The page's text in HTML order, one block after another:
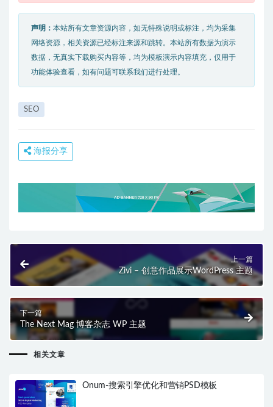
声明： 本站所有文章资源内容，如无特殊说明或标注，均为采集
网络资源，相关资源已经标注来源和跳转。本站所有数据为演示
数据，无真实下载购买内容等，均为模板演示内容填充，仅用于
功能体验查看，如有问题可联系我们进行处理。
SEO
海报分享
上一篇
Zivi – 创意作品展示WordPress 主题
下一篇
The Next Mag 博客杂志 WP 主题
相关文章
Onum-搜索引擎优化和营销PSD模板